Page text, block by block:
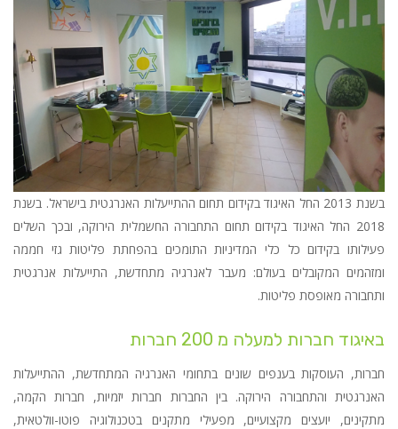
בשנת 2013 החל האיגוד בקידום תחום ההתייעלות האנרגטית בישראל. בשנת
2018 החל האיגוד בקידום תחום התחבורה החשמלית הירוקה, ובכך השלים
פעילותו בקידום כל כלי המדיניות התומכים בהפחתת פליטות גזי חממה
ומזהמים המקובלים בעולם: מעבר לאנרגיה מתחדשת, התייעלות אנרגטית
ותחבורה מאופסת פליטות.
באיגוד חברות למעלה מ 200 חברות
חברות, העוסקות בענפים שונים בתחומי האנרגיה המתחדשת, ההתייעלות
האנרגטית והתחבורה הירוקה. בין החברות חברות יזמיות, חברות הקמה,
מתקינים, יועצים מקצועיים, מפעילי מתקנים בטכנולוגיה פוטו-וולטאית,